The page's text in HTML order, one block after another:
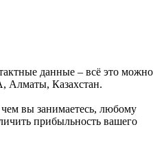
данные – всё это можно
Алматы, Казахстан.
вы занимаетесь, любому
прибыльность вашего